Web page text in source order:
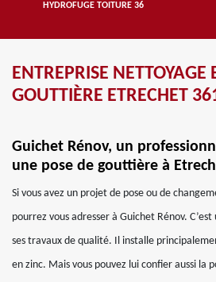
HYDROFUGE TOITURE 36
ENTREPRISE NETTOYAGE
GOUTTIÈRE ETRECHET
Guichet Rénov, un
une pose de gouttière à
Si vous avez un projet de pose ou de
pourrez vous adresser à Guichet Rénov.
ses travaux de qualité. Il installe
en zinc. Mais vous pouvez lui confier aussi la